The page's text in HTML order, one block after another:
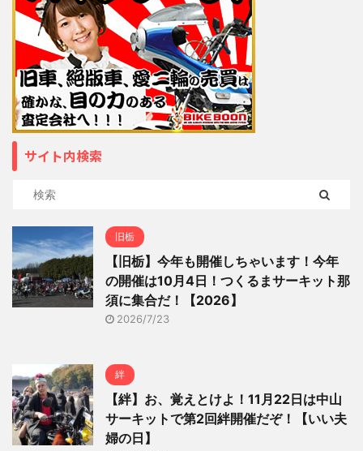
サイト内検索
旧栃
【旧栃】今年も開催しちゃいます！今年
の開催は10月4日！つくるまサーキット那
須に集合だ！【2026】
2026/7/23
絆
【絆】お、覚えとけよ！11月22日は中山
サーキットで第2回絆開催だぞ！【いい夫
婦の日】